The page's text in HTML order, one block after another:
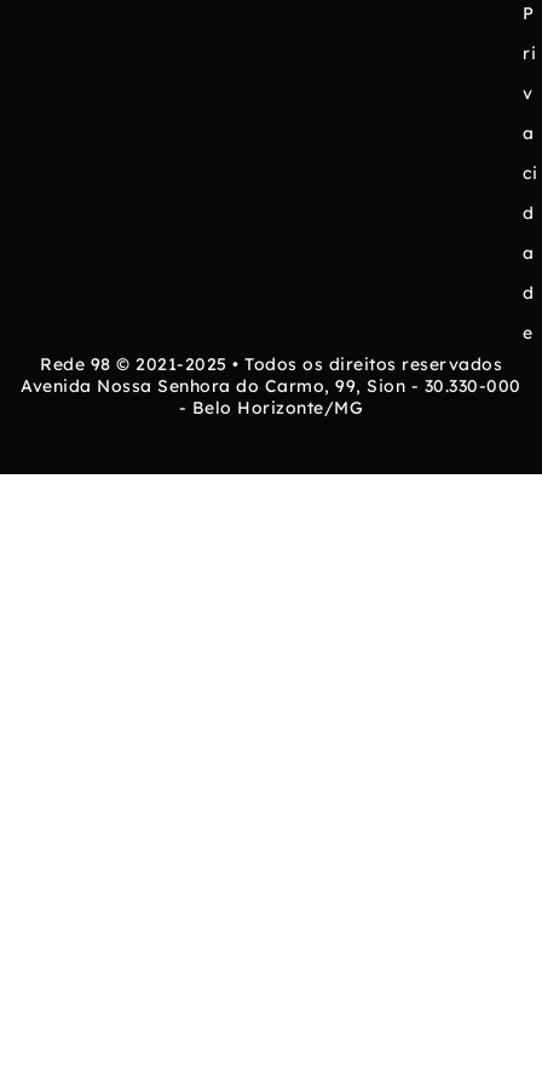
P
ri
v
a
ci
d
a
d
e
Rede 98 © 2021-2025 • Todos os direitos reservados
Avenida Nossa Senhora do Carmo, 99, Sion - 30.330-000
- Belo Horizonte/MG